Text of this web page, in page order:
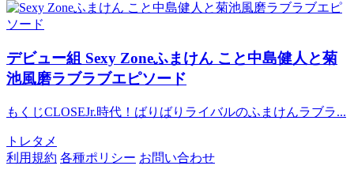
デビュー組 Sexy Zoneふまけん こと中島健人と菊
池風磨ラブラブエピソード
もくじCLOSEJr.時代！ばりばりライバルのふまけんラブラ...
トレタメ
利用規約 各種ポリシー お問い合わせ